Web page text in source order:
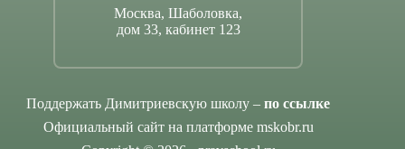
Москва, Шаболовка,
дом 33, кабинет 123
Поддержать Димитриевскую школу –по ссылке
Официальный сайт на платформе mskobr.ru